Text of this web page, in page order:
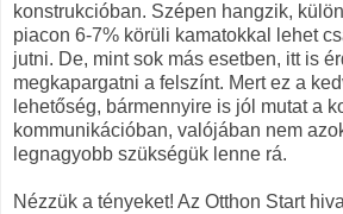
konstrukcióban. Szépen hangzik,
piacon 6-7% körüli kamatokkal lehet
jutni. De, mint sok más esetben, itt is
megkapargatni a felszínt. Mert ez a
lehetőség, bármennyire is jól mutat a
kommunikációban, valójában nem
legnagyobb szükségük lenne rá.
Nézzük a tényeket! Az Otthon Start